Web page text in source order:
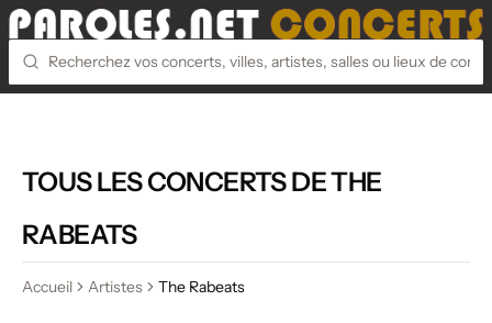
TOUS LES CONCERTS DE THE
RABEATS
Accueil Artistes The Rabeats